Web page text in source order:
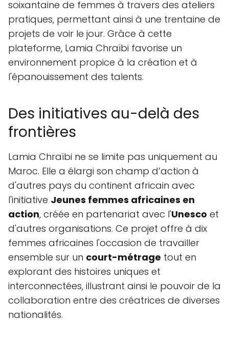
soixantaine de femmes à travers des ateliers
pratiques, permettant ainsi à une trentaine de
projets de voir le jour. Grâce à cette
plateforme, Lamia Chraïbi favorise un
environnement propice à la création et à
l'épanouissement des talents.
Des initiatives au-delà des
frontières
Lamia Chraïbi ne se limite pas uniquement au
Maroc. Elle a élargi son champ d’action à
d'autres pays du continent africain avec
l'initiative Jeunes femmes africaines en
action, créée en partenariat avec l'Unesco et
d'autres organisations. Ce projet offre à dix
femmes africaines l'occasion de travailler
ensemble sur un court-métrage tout en
explorant des histoires uniques et
interconnectées, illustrant ainsi le pouvoir de la
collaboration entre des créatrices de diverses
nationalités.